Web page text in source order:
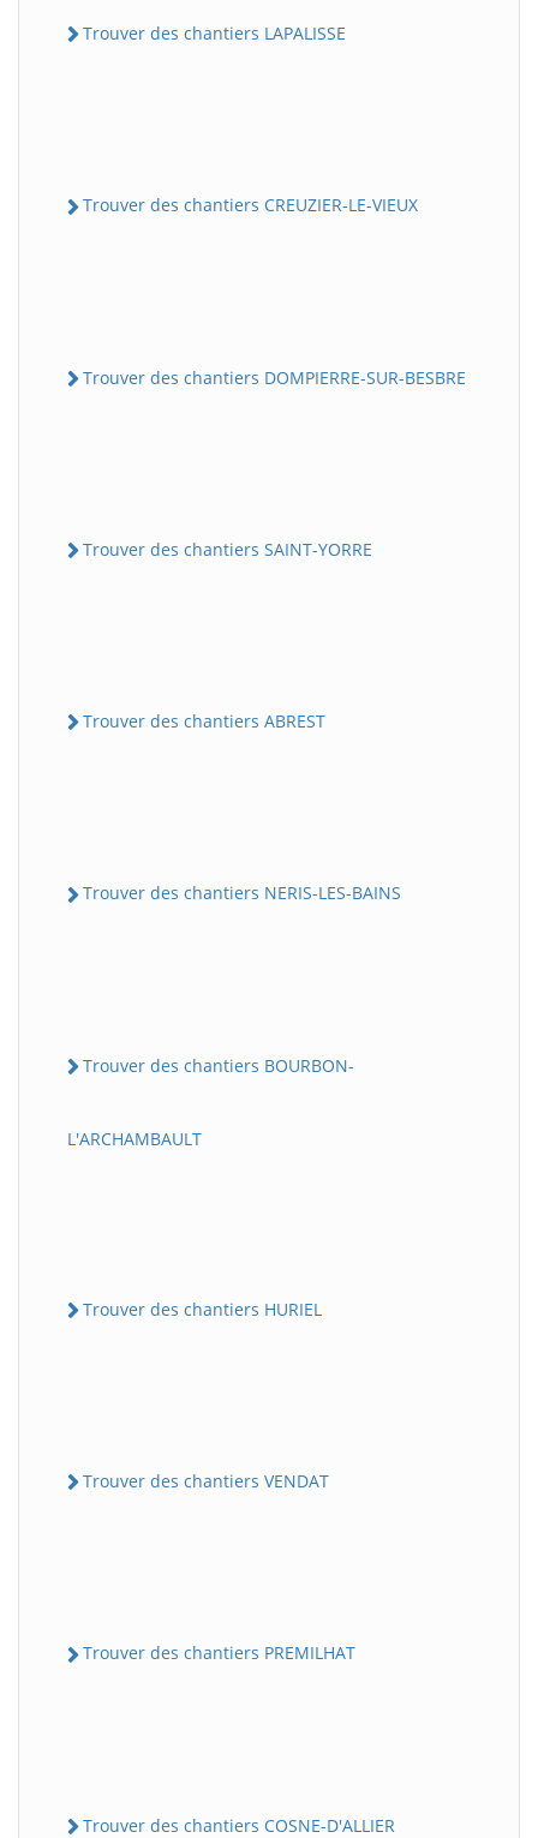
Trouver des chantiers LAPALISSE
Trouver des chantiers CREUZIER-LE-VIEUX
Trouver des chantiers DOMPIERRE-SUR-BESBRE
Trouver des chantiers SAINT-YORRE
Trouver des chantiers ABREST
Trouver des chantiers NERIS-LES-BAINS
Trouver des chantiers BOURBON-
L'ARCHAMBAULT
Trouver des chantiers HURIEL
Trouver des chantiers VENDAT
Trouver des chantiers PREMILHAT
Trouver des chantiers COSNE-D'ALLIER